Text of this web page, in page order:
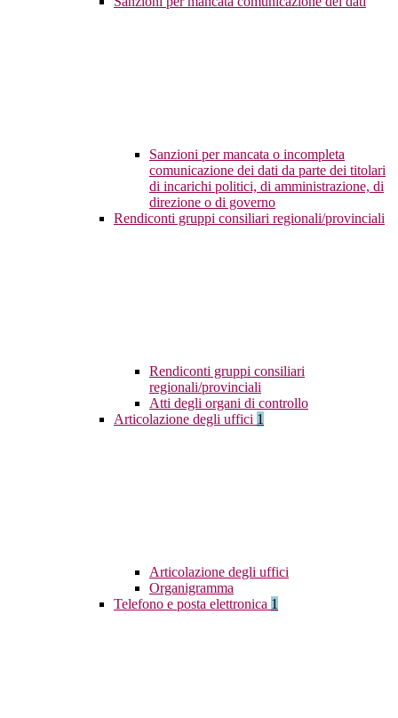
Sanzioni per mancata o incompleta
comunicazione dei dati da parte dei titolari
di incarichi politici, di amministrazione, di
direzione o di governo
Rendiconti gruppi consiliari regionali/provinciali
Rendiconti gruppi consiliari
regionali/provinciali
Atti degli organi di controllo
Articolazione degli uffici 1
Articolazione degli uffici
Organigramma
Telefono e posta elettronica 1